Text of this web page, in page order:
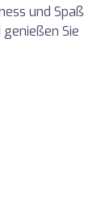
und Spaß
Sie